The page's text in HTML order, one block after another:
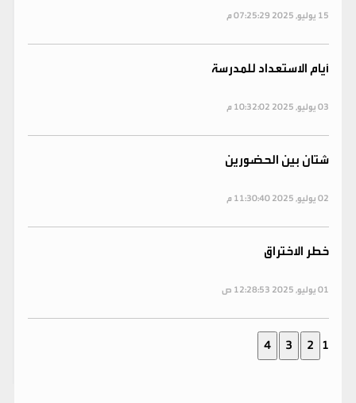
15 يوليو, 2025 07:25:29 م
أيام الاستعداد للمدرسة
03 يوليو, 2025 10:32:02 م
شتان بين الحضورين
02 يوليو, 2025 11:30:40 م
خطر الاختراق
01 يوليو, 2025 12:28:53 ص
1